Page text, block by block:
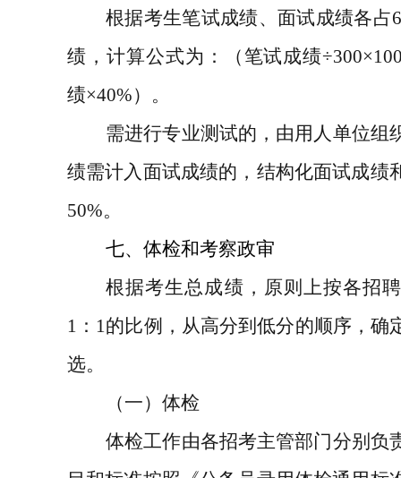
根据考生笔试成绩、面试成绩各占
绩，计算公式为：（笔试成绩
绩×40%）。
需进行专业测试的，由用人单位组
绩需计入面试成绩的，结构化面试成绩
50%。
七、体检和考察政审
根据考生总成绩，原则上按各招
1 ： 1的比例，从高分到低分的顺序，确
选。
（一）体检
体检工作由各招考主管部门分别负